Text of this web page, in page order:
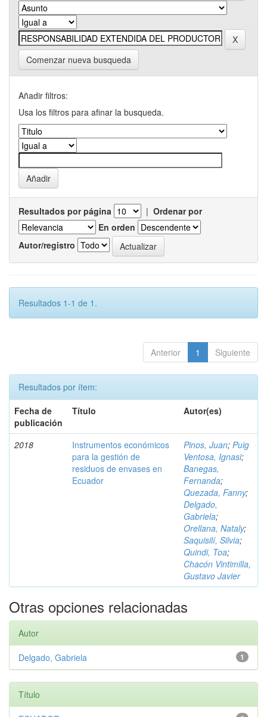
Comenzar nueva busqueda
Añadir filtros:
Usa los filtros para afinar la busqueda.
Resultados por página | Ordenar por
En orden
Autor/registro
Resultados 1-1 de 1.
Anterior 1 Siguiente
Resultados por ítem:
Fecha de
publicación
Título Autor(es)
2018
Instrumentos económicos
para la gestión de
residuos de envases en
Ecuador
Pinos, Juan; Puig
Ventosa, Ignasi;
Banegas,
Fernanda;
Quezada, Fanny;
Delgado,
Gabriela;
Orellana, Nataly;
Saquisilí, Silvia;
Quindi, Toa;
Chacón Vintimilla,
Gustavo Javier
Otras opciones relacionadas
Autor
1
Delgado, Gabriela
Título